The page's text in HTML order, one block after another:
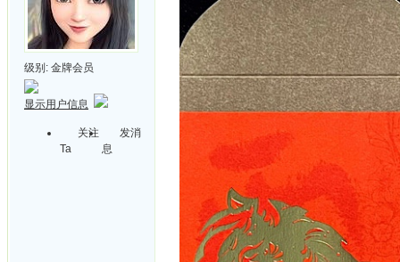
级别: 金牌会员
显示用户信息
关注
Ta
发消
息